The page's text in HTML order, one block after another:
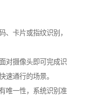
、卡片或指纹识别，
对摄像头即可完成识
速通行的场景。
唯一性，系统识别准